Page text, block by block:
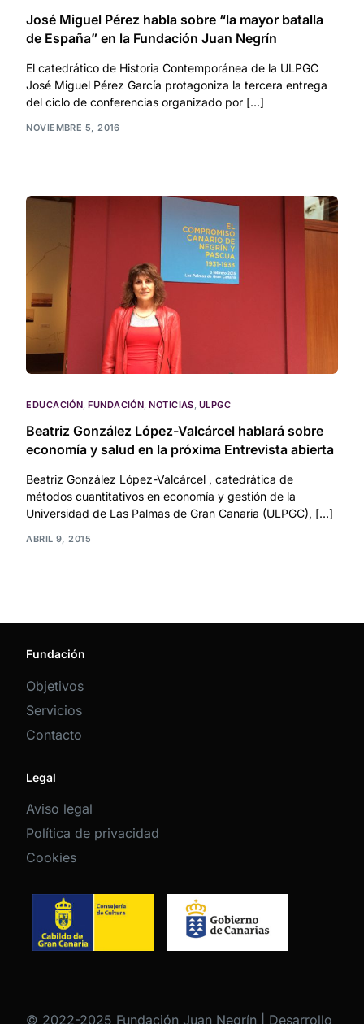
José Miguel Pérez habla sobre “la mayor batalla
de España” en la Fundación Juan Negrín
El catedrático de Historia Contemporánea de la ULPGC
José Miguel Pérez García protagoniza la tercera entrega
del ciclo de conferencias organizado por […]
NOVIEMBRE 5, 2016
EDUCACIÓN ,FUNDACIÓN ,NOTICIAS ULPGC
Beatriz González López-Valcárcel hablará sobre
economía y salud en la próxima Entrevista abierta
Beatriz González López-Valcárcel , catedrática de
métodos cuantitativos en economía y gestión de la
Universidad de Las Palmas de Gran Canaria (ULPGC), […]
ABRIL 9, 2015
Fundación
Objetivos
Servicios
Contacto
Legal
Aviso legal
Política de privacidad
Cookies
© 2022-2025 Fundación Juan Negrín | Desarrollo